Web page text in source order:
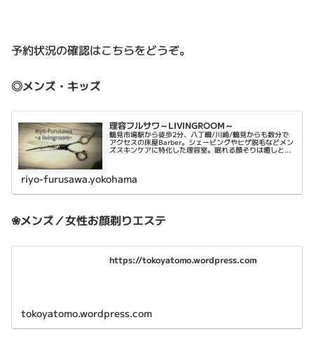
予約状況の確認はこちらをどうぞ。
◎メンズ・キッズ
理容フルサワ～LIVINGROOM～
鶴見市場駅から徒歩2分、八丁畷/川崎/鶴見からも数分で
アクセスの床屋Barber。シェービングやヒゲ脱毛などメン
ズスキンケアに特化した理容室。眠れる顔そりは癒しと乾
燥肌対策に。平日は22時まで営業。
riyo-furusawa.yokohama
❀メンズ／女性お顔剃りエステ
https://tokoyatomo.wordpress.com
tokoyatomo.wordpress.com